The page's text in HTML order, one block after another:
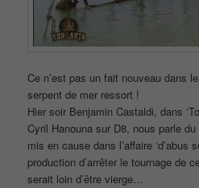
Ce n’est pas un fait nouveau dans
serpent de mer ressort !
Hier soir Benjamin Castaldi, dans
Cyril Hanouna sur D8, nous parle
mis en cause dans l’affaire ‘d’abus
production d’arrêter le tournage de
serait loin d’être vierge…